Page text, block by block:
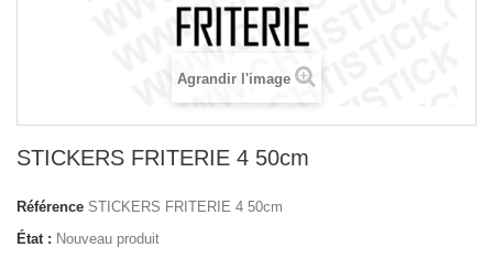
Agrandir l'image
STICKERS FRITERIE 4 50cm
Référence STICKERS FRITERIE 4 50cm
État : Nouveau produit